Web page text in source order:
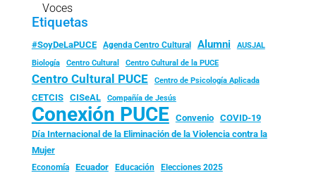
Voces
Etiquetas
#SoyDeLaPUCE Agenda Centro Cultural Alumni
AUSJAL
Biología
Centro Cultural Centro Cultural de la PUCE
Centro Cultural PUCE Centro de Psicología Aplicada
CETCIS CISeAL Compañía de Jesús
Conexión PUCE Convenio
COVID-19
Día Internacional de la Eliminación de la Violencia contra la
Mujer
Economía Ecuador Educación Elecciones 2025